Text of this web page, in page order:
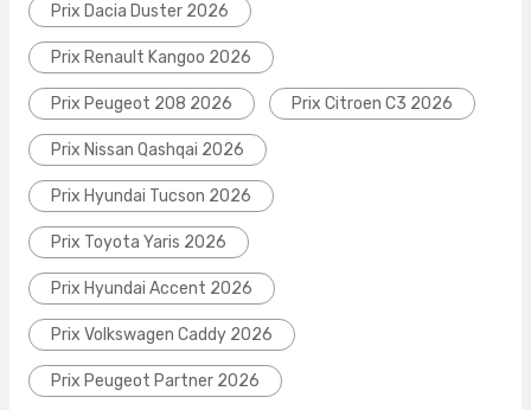
Prix Dacia Duster 2026
Prix Renault Kangoo 2026
Prix Peugeot 208 2026 Prix Citroen C3 2026
Prix Nissan Qashqai 2026
Prix Hyundai Tucson 2026
Prix Toyota Yaris 2026
Prix Hyundai Accent 2026
Prix Volkswagen Caddy 2026
Prix Peugeot Partner 2026